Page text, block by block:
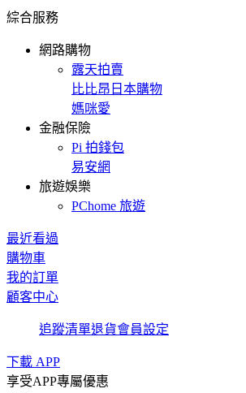
綜合服務
網路購物
露天拍賣
比比昂日本購物
媽咪愛
金融保險
Pi 拍錢包
易安網
旅遊娛樂
PChome 旅遊
最近看過
購物車
我的訂單
顧客中心
追蹤清單退貨會員設定
下載 APP
享受APP專屬優惠